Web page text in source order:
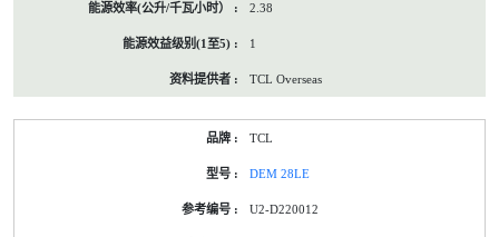
2.38
1
TCL Overseas
TCL
DEM 28LE
U2-D220012